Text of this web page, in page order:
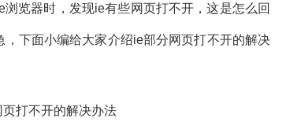
览器时，发现ie有些网页打不开，这是怎么回
下面小编给大家介绍ie部分网页打不开的解决